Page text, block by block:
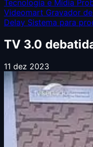
Tecnologia e Mídia
Videomart Gravador
Delay Sistema para
TV 3.0
11 dez 2023